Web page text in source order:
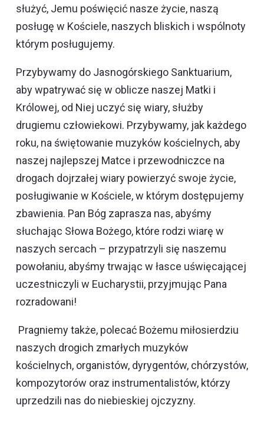
służyć, Jemu poświęcić nasze życie, naszą
posługę w Kościele, naszych bliskich i wspólnoty
którym posługujemy.
Przybywamy do Jasnogórskiego Sanktuarium,
aby wpatrywać się w oblicze naszej Matki i
Królowej, od Niej uczyć się wiary, służby
drugiemu człowiekowi. Przybywamy, jak każdego
roku, na świętowanie muzyków kościelnych, aby
naszej najlepszej Matce i przewodniczce na
drogach dojrzałej wiary powierzyć swoje życie,
posługiwanie w Kościele, w którym dostępujemy
zbawienia. Pan Bóg zaprasza nas, abyśmy
słuchając Słowa Bożego, które rodzi wiarę w
naszych sercach – przypatrzyli się naszemu
powołaniu, abyśmy trwając w łasce uświęcającej
uczestniczyli w Eucharystii, przyjmując Pana
rozradowani!
Pragniemy także, polecać Bożemu miłosierdziu
naszych drogich zmarłych muzyków
kościelnych, organistów, dyrygentów, chórzystów,
kompozytorów oraz instrumentalistów, którzy
uprzedzili nas do niebieskiej ojczyzny.